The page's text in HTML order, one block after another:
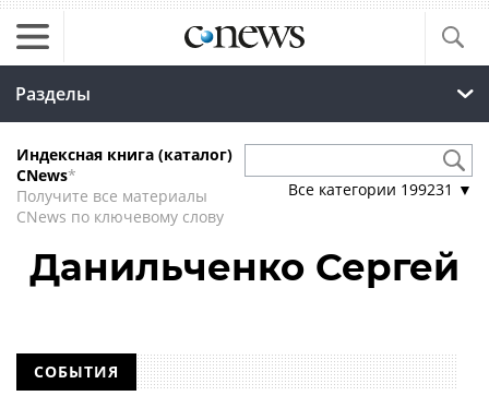
Разделы
Индексная книга (каталог)
CNews*
Получите все материалы
CNews по ключевому слову
Все категории 199231 ▼
Данильченко Сергей
СОБЫТИЯ